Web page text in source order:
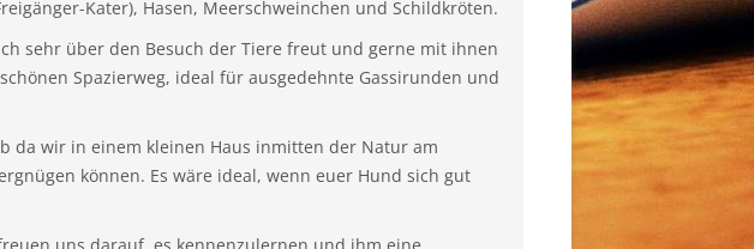
Kater), Hasen, Meerschweinchen und Schildkröten.
sehr über den Besuch der Tiere freut und gerne mit ihnen
Spazierweg, ideal für ausgedehnte Gassirunden und
da wir in einem kleinen Haus inmitten der Natur am
können. Es wäre ideal, wenn euer Hund sich gut